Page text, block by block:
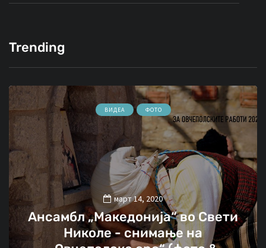
Trending
ВИДЕА ФОТО
март 14, 2020
Ансамбл „Македонија“ во Свети
Николе - снимање на